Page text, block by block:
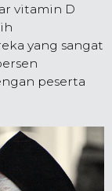
vitamin D
yang sangat
peserta